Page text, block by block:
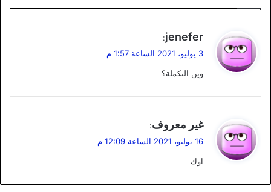
ي
ل
jenefer
:
3 يوليو، 2021 الساعة 1:57 م
وين التكملة؟
ي
ل
غير معروف:
16 يوليو، 2021 الساعة 12:09 م
اوك